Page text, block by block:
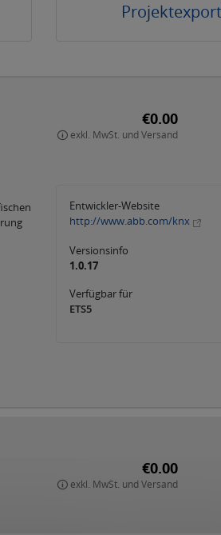
Projektexport
€0.00
exkl. MwSt. und Versand
Entwickler-Website
http://www.abb.com/knx
Versionsinfo
1.0.17
Verfügbar für
ETS5
€0.00
exkl. MwSt. und Versand